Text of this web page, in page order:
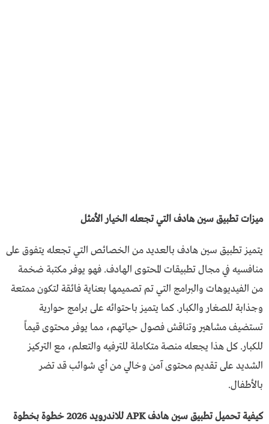
ميزات تطبيق سين هادف التي تجعله الخيار الأمثل
يتميز تطبيق سين هادف بالعديد من الخصائص التي تجعله يتفوق على
منافسيه في مجال تطبيقات المحتوى الهادف. فهو يوفر مكتبة ضخمة
من الفيديوهات والبرامج التي تم تصميمها بعناية فائقة لتكون ممتعة
وجذابة للصغار والكبار. كما يتميز باحتوائه على برامج حوارية
تستضيف مشاهير وتناقش فصول حياتهم، مما يوفر محتوى قيماً
للكبار. كل هذا يجعله منصة متكاملة للترفيه والتعلم، مع التركيز
الشديد على تقديم محتوى آمن وخالي من أي شوائب قد تضر
بالأطفال.
كيفية تحميل تطبيق سين هادف APK للاندرويد 2026 خطوة بخطوة